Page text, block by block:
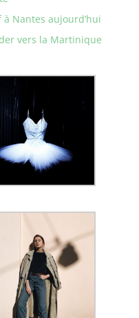
Nantes aujourd’hui
vers la Martinique